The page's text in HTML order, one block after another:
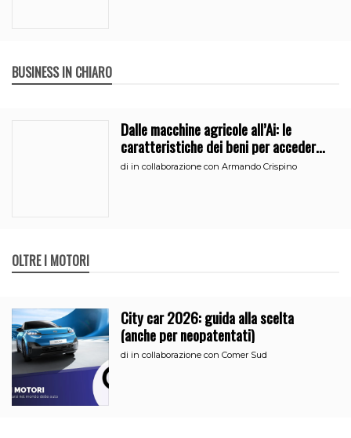
BUSINESS IN CHIARO
Dalle macchine agricole all’Ai: le
caratteristiche dei beni per accedere
all’iperammortamento
di in collaborazione con Armando Crispino
OLTRE I MOTORI
City car 2026: guida alla scelta
(anche per neopatentati)
di in collaborazione con Comer Sud